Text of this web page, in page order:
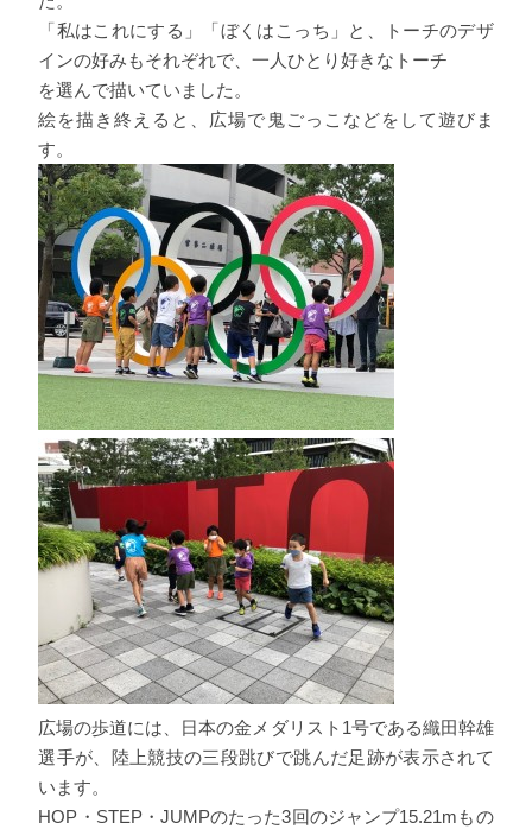
「私はこれにする」「ぼくはこっち」と、トーチのデザ
インの好みもそれぞれで、一人ひとり好きなトーチ
を選んで描いていました。
絵を描き終えると、広場で鬼ごっこなどをして遊びま
す。
広場の歩道には、日本の金メダリスト1号である織田幹雄
選手が、陸上競技の三段跳びで跳んだ足跡が表示されて
います。
HOP・STEP・JUMPのたった3回のジャンプ15.21mもの